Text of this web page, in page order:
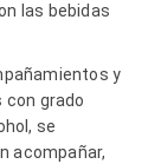
las bebidas
y
grado
se
acompañar,